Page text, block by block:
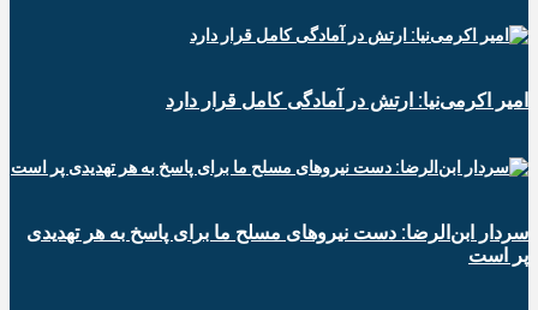
امیر اکرمی‌نیا: ارتش در آمادگی کامل قرار دارد
سردار ابن‌الرضا: دست نیروهای مسلح ما برای پاسخ به هر تهدیدی
پر است